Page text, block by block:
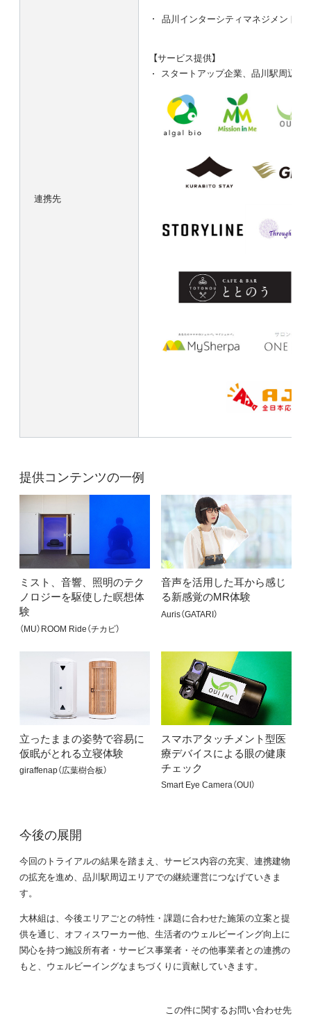
連携先
品川インターシティマネジメント
【サービス提供】
スタートアップ企業、品川駅周辺の
提供コンテンツの一例
ミスト、音響、照明のテク
ノロジーを駆使した瞑想体
験
（MU）ROOM Ride（チカビ）
音声を活用した耳から感じ
る新感覚のMR体験
Auris（GATARI）
立ったままの姿勢で容易に
仮眠がとれる立寝体験
giraffenap（広葉樹合板）
スマホアタッチメント型医
療デバイスによる眼の健康
チェック
Smart Eye Camera（OUI）
今後の展開
今回のトライアルの結果を踏まえ、サービス内容の充実、連携建物
の拡充を進め、品川駅周辺エリアでの継続運営につなげていきま
す。
大林組は、今後エリアごとの特性・課題に合わせた施策の立案と提
供を通じ、オフィスワーカー他、生活者のウェルビーイング向上に
関心を持つ施設所有者・サービス事業者・その他事業者との連携の
もと、ウェルビーイングなまちづくりに貢献していきます。
この件に関するお問い合わせ先